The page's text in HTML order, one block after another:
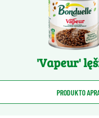
'Vapeur'
PRODUKTO